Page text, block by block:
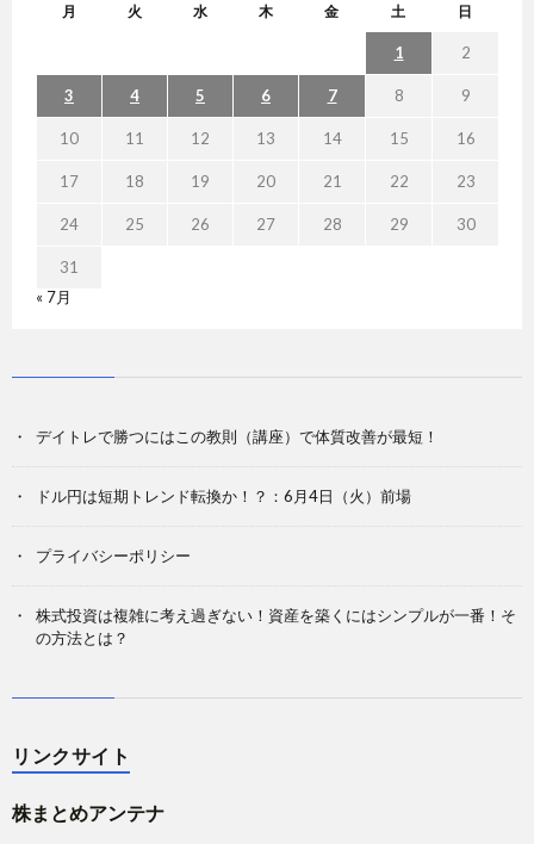
月 火 水 木 金 土 日
1 2
3 4 5 6 7 8 9
10 11 12 13 14 15 16
17 18 19 20 21 22 23
24 25 26 27 28 29 30
31
« 7月
デイトレで勝つにはこの教則（講座）で体質改善が最短！
ドル円は短期トレンド転換か！？：6月4日（火）前場
プライバシーポリシー
株式投資は複雑に考え過ぎない！資産を築くにはシンプルが一番！そ
の方法とは？
リンクサイト
株まとめアンテナ